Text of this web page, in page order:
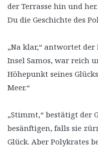
der Terrasse hin und
Du die Geschichte des
„Na klar,“ antwortet
Insel Samos, war reich
Höhepunkt seines
Meer.“
„Stimmt,“ bestätigt der
besänftigen, falls sie
Glück. Aber Polykrates